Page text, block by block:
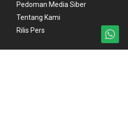
Pedoman Media Siber
Tentang Kami
Rilis Pers